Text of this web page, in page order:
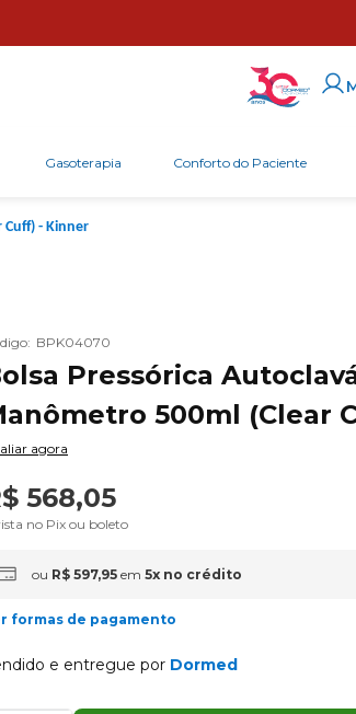
Gasoterapia Conforto do Paciente
- Kinner
: BPK04070
Pressórica
500ml (Clear
agora
568,05
no Pix ou boleto
ou R$ 597,95 em 5x no crédito
formas de pagamento
e entregue por Dormed